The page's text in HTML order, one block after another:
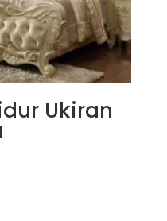
Ukiran